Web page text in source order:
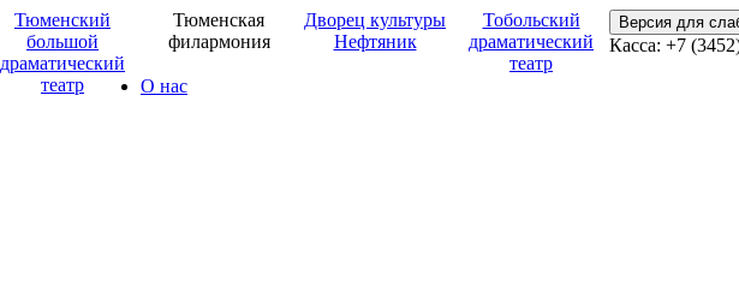
Тюменский
большой
драматический
театр
Тюменская
филармония
Дворец культуры
Нефтяник
Тобольский
драматический
театр
Версия для
Касса: +7
О нас